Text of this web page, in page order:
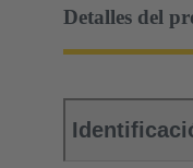
Detalles del